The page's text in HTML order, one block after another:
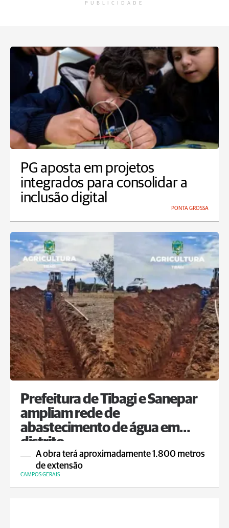
PUBLICIDADE
PG aposta em projetos
integrados para consolidar a
inclusão digital
PONTA GROSSA
Prefeitura de Tibagi e Sanepar
ampliam rede de
abastecimento de água em
distrito
A obra terá aproximadamente 1.800 metros
de extensão
CAMPOS GERAIS